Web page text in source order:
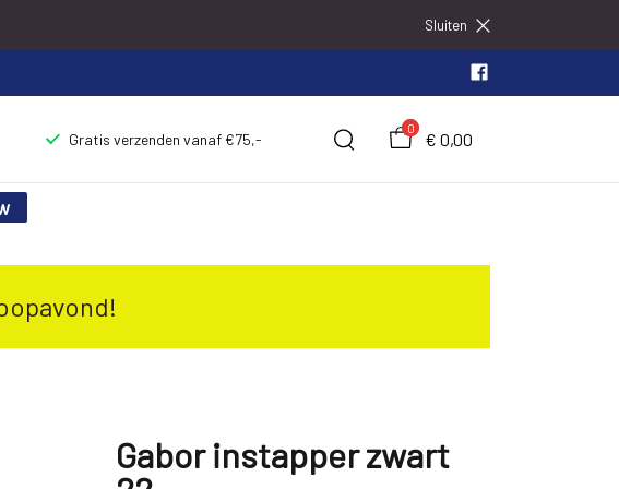
Sluiten
Gratis verzenden vanaf €75,-
0
€ 0,00
Gabor instapper zwart